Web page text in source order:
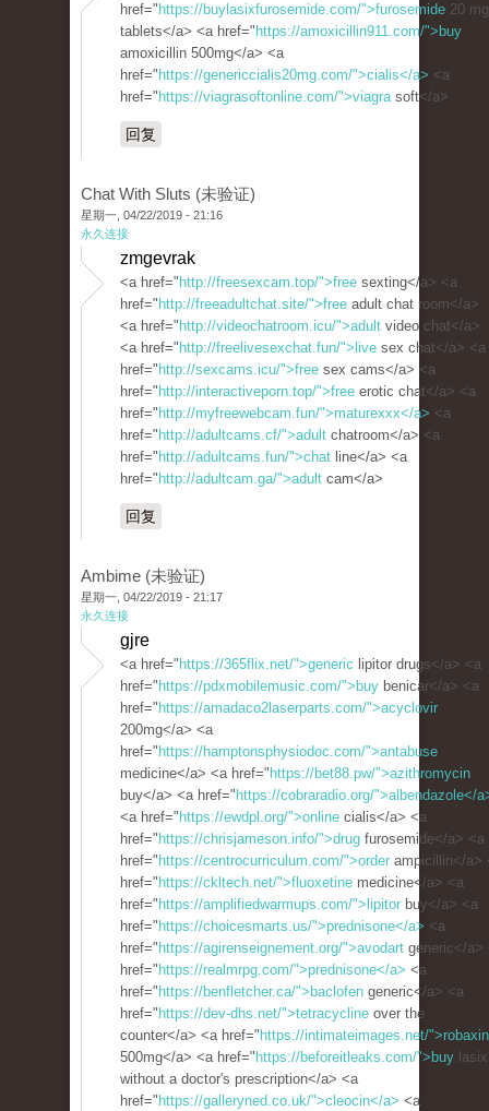
href=" https://buylasixfurosemide.com/">furosemide 20 mg
tablets</a> <a href=" https://amoxicillin911.com/">buy
amoxicillin 500mg</a> <a
href=" https://genericcialis20mg.com/">cialis</a> <a
href=" https://viagrasoftonline.com/">viagrasoft</a>
回复
Chat With Sluts (未验证)
星期一, 04/22/2019 - 21:16
永久连接
zmgevrak
<a href=" http://freesexcam.top/">free sexting</a> <a
href=" http://freeadultchat.site/">free adult chat room</a>
<a href=" http://videochatroom.icu/">adult video chat</a>
<a href=" http://freelivesexchat.fun/">live sex chat</a> <a
href=" http://sexcams.icu/">free sex cams</a> <a
href=" http://interactiveporn.top/">free erotic chat</a> <a
href=" http://myfreewebcam.fun/">maturexxx</a> <a
href=" http://adultcams.cf/">adult chatroom</a> <a
href=" http://adultcams.fun/">chat line</a> <a
href=" http://adultcam.ga/">adult cam</a>
回复
Ambime (未验证)
星期一, 04/22/2019 - 21:17
永久连接
gjre
<a href=" https://365flix.net/">generic lipitor drugs</a> <a
href=" https://pdxmobilemusic.com/">buy benicar</a> <a
href=" https://amadaco2laserparts.com/">acyclovir
200mg</a> <a
href=" https://hamptonsphysiodoc.com/">antabuse
medicine</a> <a href=" https://bet88.pw/">azithromycin
buy</a> <a href=" https://cobraradio.org/">albendazole</
<a href=" https://ewdpl.org/">online cialis</a> <a
href=" https://chrisjameson.info/">drug furosemide</a> <a
href=" https://centrocurriculum.com/">order ampicillin</a>
href=" https://ckltech.net/">fluoxetine medicine</a> <a
href=" https://amplifiedwarmups.com/">lipitor buy</a> <a
href=" https://choicesmarts.us/">prednisone</a> <a
href=" https://agirenseignement.org/">avodart generic</a>
href=" https://realmrpg.com/">prednisone</a> <a
href=" https://benfletcher.ca/">baclofen generic</a> <a
href=" https://dev-dhs.net/">tetracycline over the
counter</a> <a href=" https://intimateimages.net/">robaxin
500mg</a> <a href=" https://beforeitleaks.com/">buy lasix
without a doctor's prescription</a> <a
href=" https://galleryned.co.uk/">cleocin</a> <a